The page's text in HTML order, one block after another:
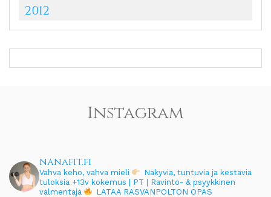
2012
Instagram
nanafit.fi
Vahva keho, vahva mieli
Näkyviä, tuntuvia ja kestäviä
tuloksia +13v kokemus | PT | Ravinto- & psyykkinen
valmentaja
LATAA RASVANPOLTON OPAS